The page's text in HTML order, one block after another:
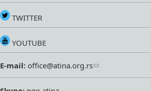
TWITTER
YOUTUBE
E-mail: office@atina.org.rs